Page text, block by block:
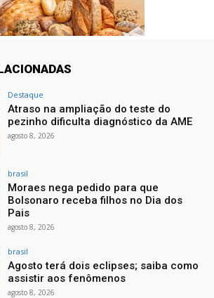
Destaque
Atraso na ampliação do teste do
pezinho dificulta diagnóstico da AME
agosto 8, 2026
brasil
Moraes nega pedido para que
Bolsonaro receba filhos no Dia dos
Pais
agosto 8, 2026
brasil
Agosto terá dois eclipses; saiba como
assistir aos fenômenos
agosto 8, 2026